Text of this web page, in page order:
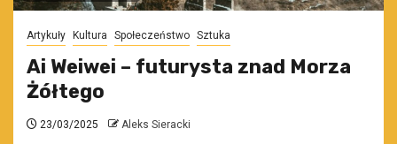
Artykuły Kultura Społeczeństwo Sztuka
Ai Weiwei – futurysta znad Morza
Żółtego
23/03/2025 Aleks Sieracki